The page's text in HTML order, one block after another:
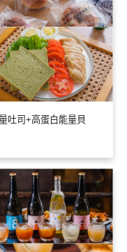
吐司+高蛋白能量貝